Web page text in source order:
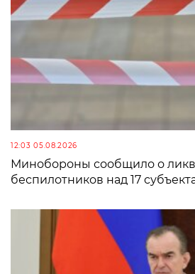
12:03 05.08.2026
Минобороны сообщило о
беспилотников над 17